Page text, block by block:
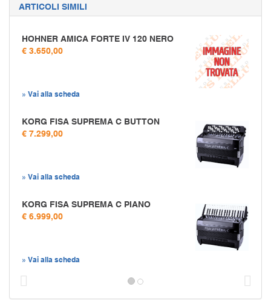
ARTICOLI SIMILI
HOHNER AMICA FORTE IV 120 NERO
€ 3.650,00
» Vai alla scheda
KORG FISA SUPREMA C BUTTON
€ 7.299,00
» Vai alla scheda
KORG FISA SUPREMA C PIANO
€ 6.999,00
» Vai alla scheda